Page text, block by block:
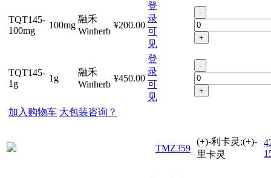
TQT145-
100mg
100mg
融禾
Winherb
¥200.00
登
录
可
见
-
+
TQT145-
1g
1g
融禾
Winherb
¥450.00
登
录
可
见
-
+
加入购物车 大包装咨询？
TMZ359
(+)-利卡灵;(+)-
里卡灵